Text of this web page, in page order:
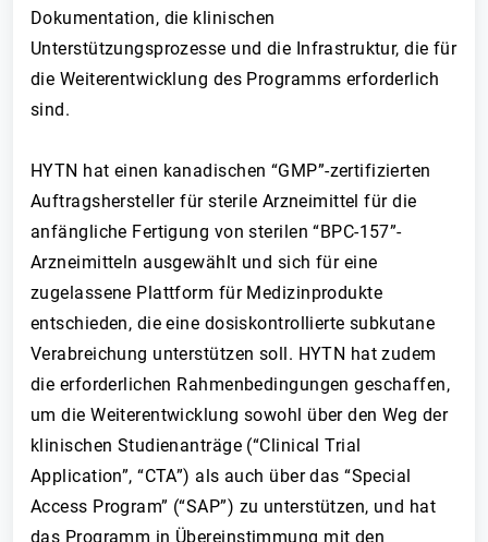
Dokumentation, die klinischen
Unterstützungsprozesse und die Infrastruktur, die für
die Weiterentwicklung des Programms erforderlich
sind.
HYTN hat einen kanadischen “GMP”-zertifizierten
Auftragshersteller für sterile Arzneimittel für die
anfängliche Fertigung von sterilen “BPC-157”-
Arzneimitteln ausgewählt und sich für eine
zugelassene Plattform für Medizinprodukte
entschieden, die eine dosiskontrollierte subkutane
Verabreichung unterstützen soll. HYTN hat zudem
die erforderlichen Rahmenbedingungen geschaffen,
um die Weiterentwicklung sowohl über den Weg der
klinischen Studienanträge (“Clinical Trial
Application”, “CTA”) als auch über das “Special
Access Program” (“SAP”) zu unterstützen, und hat
das Programm in Übereinstimmung mit den